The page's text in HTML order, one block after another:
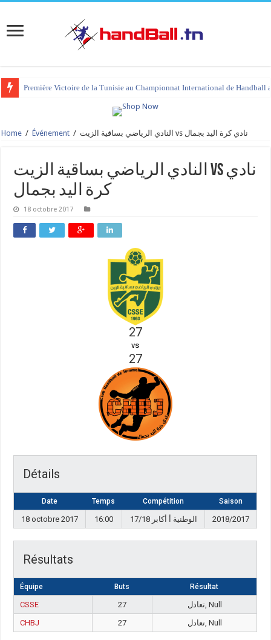
Première Victoire de la Tunisie au Championnat International de Handball
Home / Événement / النادي الرياضي بساقية الزيت vs نادي كرة اليد بجمال
النادي الرياضي بساقية الزيت vs نادي
كرة اليد بجمال
18 octobre 2017
27
vs
27
Détails
Date Temps Compétition Saison
18 octobre 2017 16:00 الوطنية أ أكابر 17/18 2018/2017
Résultats
Équipe Buts Résultat
CSSE 27
تعادل, Null
CHBJ
27 تعادل, Null